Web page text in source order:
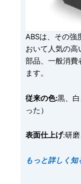
ABSは、その強
おいて人気の高
部品、一般消費
ます。
従来の色:黒、
った）
表面仕上げ:研
もっと詳しく知